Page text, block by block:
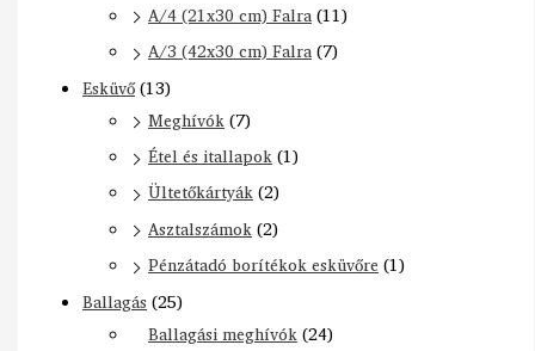
A/4 (21x30 cm) Falra(11)
A/3 (42x30 cm) Falra(7)
Esküvő(13)
Meghívók(7)
Étel és itallapok(1)
Ültetőkártyák(2)
Asztalszámok(2)
Pénzátadó borítékok esküvőre (1)
Ballagás (25)
Ballagási meghívók(24)